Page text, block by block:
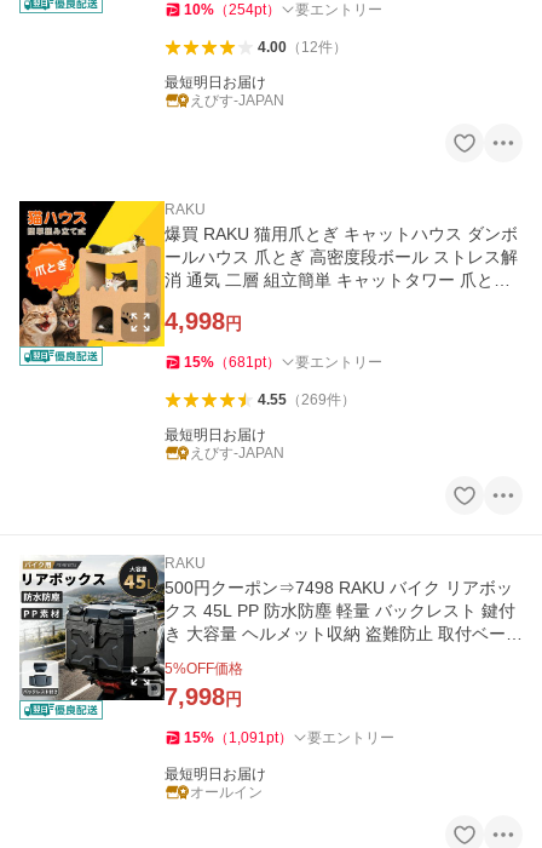
10% （254pt） 要エントリー
4.00（ 12件）
最短明日お届け
えびす-JAPAN
RAKU
爆買 RAKU 猫用爪とぎ キャットハウス ダンボ
ールハウス 爪とぎ 高密度段ボール ストレス解
消 通気 二層 組立簡単 キャットタワー 爪とぎ
4,998円
15% （681pt） 要エントリー
4.55（269件）
最短明日お届け
えびす-JAPAN
RAKU
500円クーポン⇒7498 RAKU バイク リアボッ
クス 45L PP 防水防塵 軽量 バックレスト 鍵付
き 大容量 ヘルメット収納 盗難防止 取付ベース
5%OFF価格
7,998円
15% （ 1,091pt） 要エントリー
最短明日お届け
オールイン